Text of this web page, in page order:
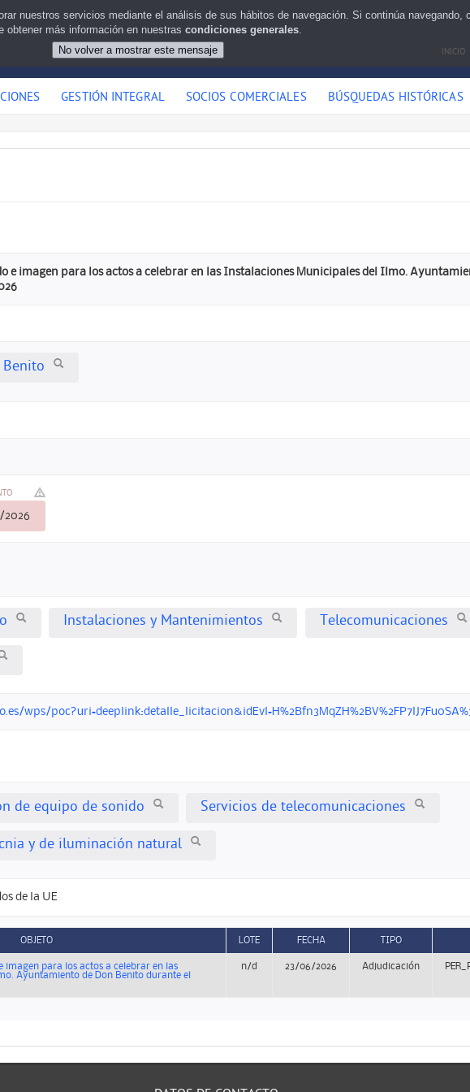
INICIO
GESTIÓN INTEGRAL SOCIOS COMERCIALES BÚSQUEDAS HISTÓRICAS
e imagen para los actos a celebrar en las Instalaciones Municipales del Ilmo.
2026
Instalaciones y Mantenimientos Telecomunicaciones
wps/
de equipo de sonido Servicios de telecomunicaciones
y de iluminación natural
de la UE
OBJETO LOTE FECHA TIPO
imagen para los actos a celebrar en las
Ayuntamiento de Don Benito durante el
n/d 23/06/2026 Adjudicación
nuestros servicios mediante el análisis de sus hábitos de navegación. Si continúa navegando,
obtener más información en nuestras condiciones generales.